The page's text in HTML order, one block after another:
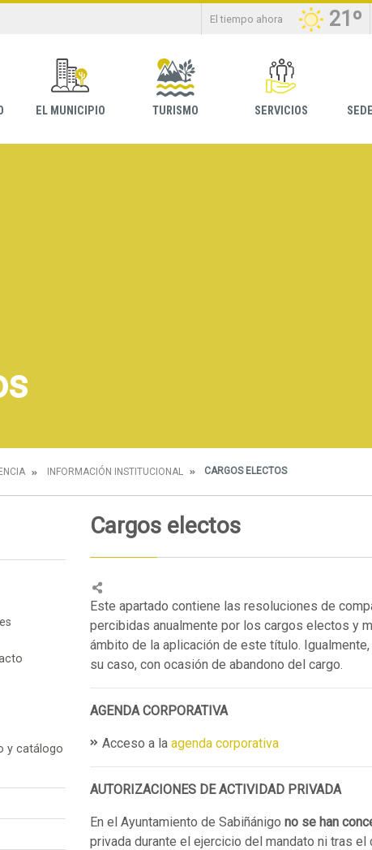
El tiempo ahora 21º
EL MUNICIPIO TURISMO SERVICIOS
INFORMACIÓN INSTITUCIONAL CARGOS ELECTOS
y catálogo
Cargos electos
Este apartado contiene las resoluciones de
percibidas anualmente por los cargos electos y
ámbito de la aplicación de este título.
su caso, con ocasión de abandono del cargo.
AGENDA CORPORATIVA
Acceso a la agenda corporativa
AUTORIZACIONES DE ACTIVIDAD PRIVADA
En el Ayuntamiento de Sabiñánigo no se han
privada durante el ejercicio del mandato ni tras